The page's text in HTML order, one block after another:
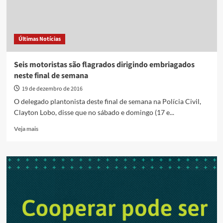
Últimas Notícias
Seis motoristas são flagrados dirigindo embriagados
neste final de semana
19 de dezembro de 2016
O delegado plantonista deste final de semana na Polícia Civil,
Clayton Lobo, disse que no sábado e domingo (17 e...
Veja maisRead
Seis
motoristas
embriagados
neste